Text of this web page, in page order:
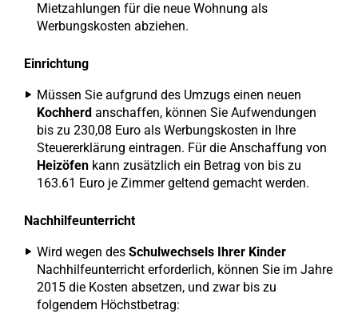
Mietzahlungen für die neue Wohnung als
Werbungskosten abziehen.
Einrichtung
Müssen Sie aufgrund des Umzugs einen neuen
Kochherd anschaffen, können Sie Aufwendungen
bis zu 230,08 Euro als Werbungskosten in Ihre
Steuererklärung eintragen. Für die Anschaffung von
Heizöfen kann zusätzlich ein Betrag von bis zu
163.61 Euro je Zimmer geltend gemacht werden.
Nachhilfeunterricht
Wird wegen des Schulwechsels Ihrer Kinder
Nachhilfeunterricht erforderlich, können Sie im Jahre
2015 die Kosten absetzen, und zwar bis zu
folgendem Höchstbetrag: